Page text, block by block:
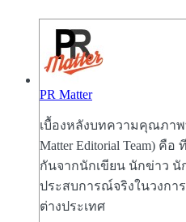
PR Matter
เบื้องหลังบทความคุณภา
Matter Editorial Team)
กันจากนักเขียน นักข่าว นั
ประสบการณ์จริงในวงกา
ต่างประเทศ